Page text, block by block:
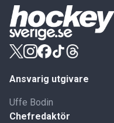
Ansvarig utgivare
Uffe Bodin
Chefredaktör